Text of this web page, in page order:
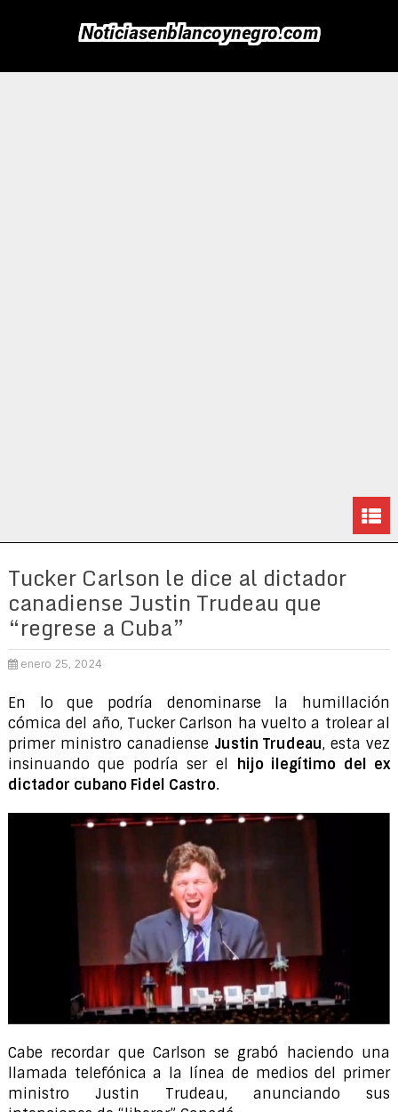
Tucker Carlson le dice al dictador
canadiense Justin Trudeau que
“regrese a Cuba”
enero 25, 2024
En lo que podría denominarse la humillación
cómica del año, Tucker Carlson ha vuelto a trolear al
primer ministro canadiense Justin Trudeau, esta vez
insinuando que podría ser el hijo ilegítimo del ex
dictador cubano Fidel Castro.
Cabe recordar que Carlson se grabó haciendo una
llamada telefónica a la línea de medios del primer
ministro Justin Trudeau, anunciando sus